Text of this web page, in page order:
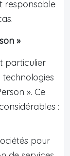
responsable
»
particulier
». Ce
:
pour